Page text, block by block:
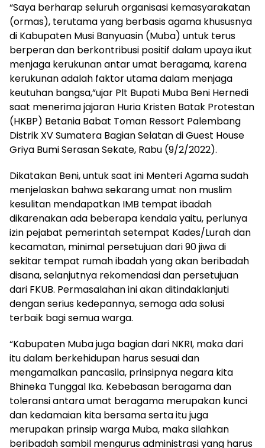
“Saya berharap seluruh organisasi kemasyarakatan
(ormas), terutama yang berbasis agama khususnya
di Kabupaten Musi Banyuasin (Muba) untuk terus
berperan dan berkontribusi positif dalam upaya ikut
menjaga kerukunan antar umat beragama, karena
kerukunan adalah faktor utama dalam menjaga
keutuhan bangsa,”ujar Plt Bupati Muba Beni Hernedi
saat menerima jajaran Huria Kristen Batak Protestan
(HKBP) Betania Babat Toman Ressort Palembang
Distrik XV Sumatera Bagian Selatan di Guest House
Griya Bumi Serasan Sekate, Rabu (9/2/2022).
Dikatakan Beni, untuk saat ini Menteri Agama sudah
menjelaskan bahwa sekarang umat non muslim
kesulitan mendapatkan IMB tempat ibadah
dikarenakan ada beberapa kendala yaitu, perlunya
izin pejabat pemerintah setempat Kades/Lurah dan
kecamatan, minimal persetujuan dari 90 jiwa di
sekitar tempat rumah ibadah yang akan beribadah
disana, selanjutnya rekomendasi dan persetujuan
dari FKUB. Permasalahan ini akan ditindaklanjuti
dengan serius kedepannya, semoga ada solusi
terbaik bagi semua warga.
“Kabupaten Muba juga bagian dari NKRI, maka dari
itu dalam berkehidupan harus sesuai dan
mengamalkan pancasila, prinsipnya negara kita
Bhineka Tunggal Ika. Kebebasan beragama dan
toleransi antara umat beragama merupakan kunci
dan kedamaian kita bersama serta itu juga
merupakan prinsip warga Muba, maka silahkan
beribadah sambil mengurus administrasi yang harus